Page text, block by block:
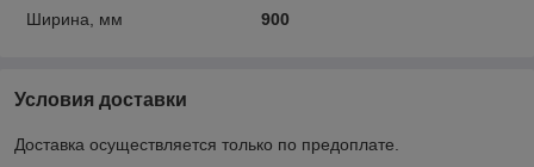
Ширина, мм
900
Условия доставки
Доставка осуществляется только по предоплате.